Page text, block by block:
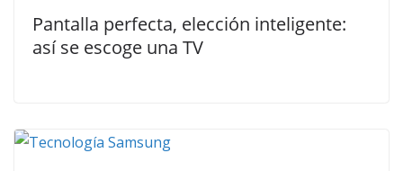
Pantalla perfecta, elección inteligente:
así se escoge una TV